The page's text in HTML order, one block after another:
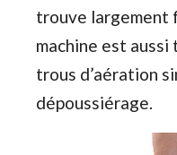
trouve largement
machine est aussi
trous d’aération
dépoussiérage.